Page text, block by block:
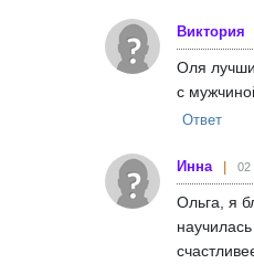
Виктория
Оля
с
Ответ
Инна 02
Ольга, я